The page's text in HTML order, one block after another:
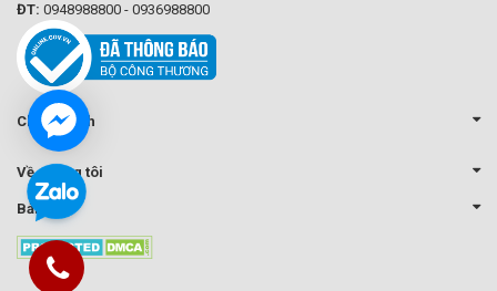
ĐT: 0948988800 - 0936988800
Chính sách
Về chúng tôi
Bản đồ